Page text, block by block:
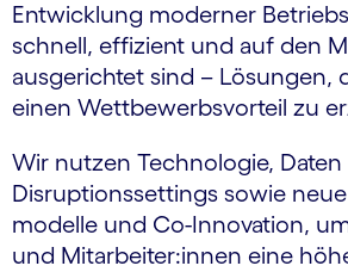
Entwicklung moderner
schnell, effizient und auf den
ausgerichtet sind – Lösungen,
einen Wettbewerbsvorteil zu
Wir nutzen Technologie,
Disruptions­settings sowie
modelle und Co-Innovation,
und Mitarbeiter:innen eine